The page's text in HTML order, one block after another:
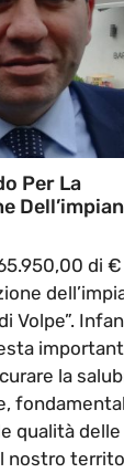
Per La
di
Volpe”.
la
qualità
nostro